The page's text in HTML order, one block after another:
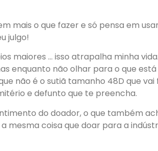
mais o que fazer e só pensa em
julgo!
maiores … isso atrapalha minha
enquanto não olhar para o que está
não é o sutiã tamanho 48D que vai
ério e defunto que te preencha.
do doador, o que também
a mesma coisa que doar para a indú